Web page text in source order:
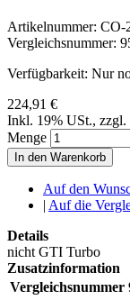
Artikelnummer: CO-
Vergleichsnummer:
Verfügbarkeit: Nur
224,91 €
Inkl. 19% USt., zzgl.
Menge
In den Warenkorb
Auf den
| Auf die
Details
nicht GTI Turbo
Zusatzinformation
Vergleichsnummer